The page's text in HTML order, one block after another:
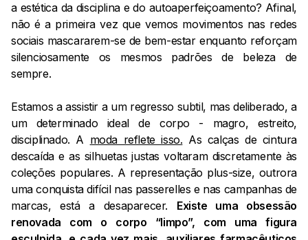
a estética da disciplina e do autoaperfeiçoamento? Afinal,
não é a primeira vez que vemos movimentos nas redes
sociais mascararem-se de bem-estar enquanto reforçam
silenciosamente os mesmos padrões de beleza de
sempre.
Estamos a assistir a um regresso subtil, mas deliberado, a
um determinado ideal de corpo - magro, estreito,
disciplinado. A moda reflete isso. As calças de cintura
descaída e as silhuetas justas voltaram discretamente às
coleções populares. A representação plus-size, outrora
uma conquista difícil nas passerelles e nas campanhas de
marcas, está a desaparecer. Existe uma obsessão
renovada com o corpo “limpo”, com uma figura